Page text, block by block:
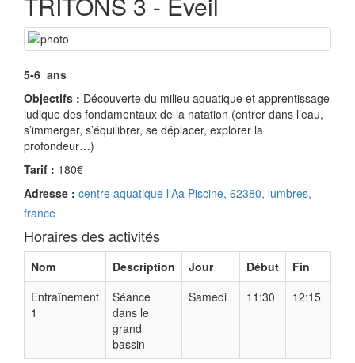
5-6 ans
Objectifs : Découverte du milieu aquatique et apprentissage
ludique des fondamentaux de la natation (entrer dans l’eau,
s’immerger, s’équilibrer, se déplacer, explorer la
profondeur…)
Tarif : 180€
Adresse : centre aquatique l'Aa Piscine, 62380, lumbres,
france
Horaires des activités
Nom Description Jour Début
Fin
Entraînement
1
Séance
dans le
grand
bassin
Samedi 11:30 12:15